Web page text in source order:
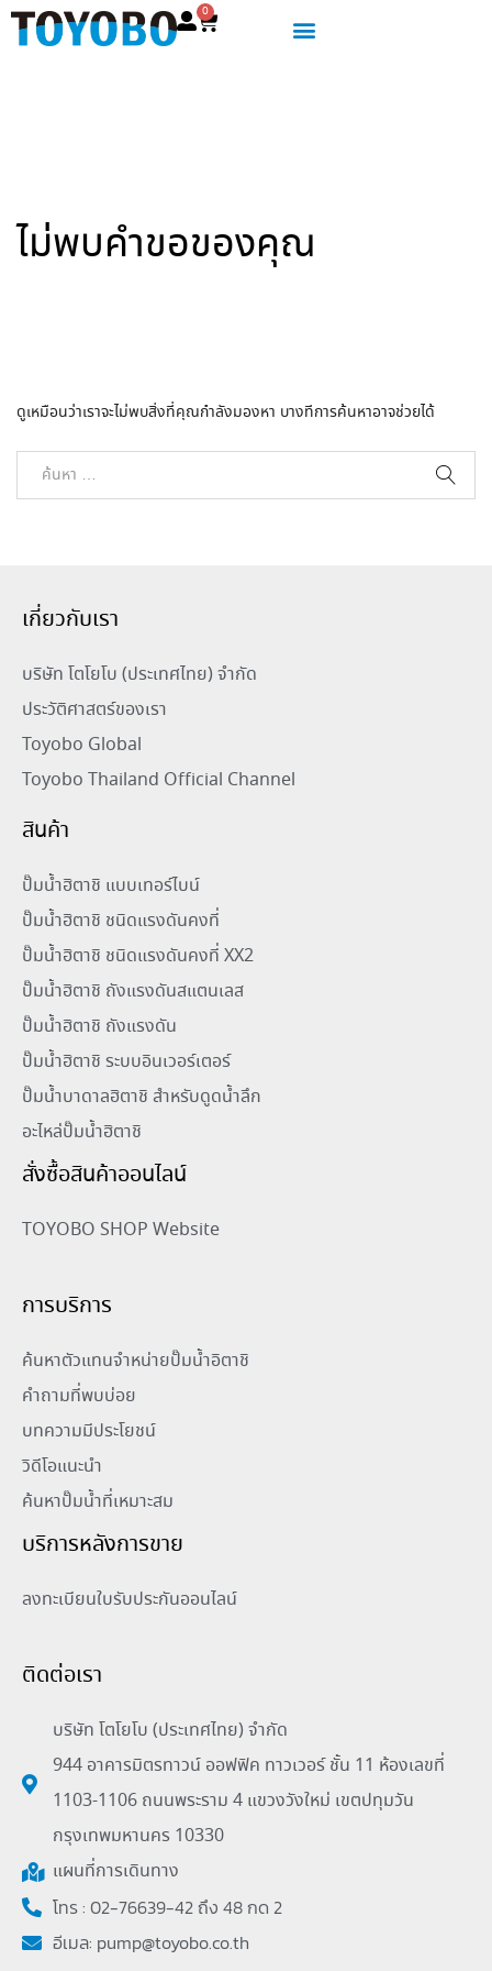
0
ไม่พบคำขอของคุณ
ดูเหมือนว่าเราจะไม่พบสิ่งที่คุณกำลังมองหา บางทีการค้นหาอาจช่วยได้
เกี่ยวกับเรา
บริษัท โตโยโบ (ประเทศไทย) จำกัด
ประวัติศาสตร์ของเรา
Toyobo Global
Toyobo Thailand Official Channel
สินค้า
ปั๊มน้ำฮิตาชิ แบบเทอร์ไบน์
ปั๊มน้ำฮิตาชิ ชนิดแรงดันคงที่
ปั๊มน้ำฮิตาชิ ชนิดแรงดันคงที่ XX2
ปั๊มน้ำฮิตาชิ ถังแรงดันสแตนเลส
ปั๊มน้ำฮิตาชิ ถังแรงดัน
ปั๊มน้ำฮิตาชิ ระบบอินเวอร์เตอร์
ปั๊มน้ำบาดาลฮิตาชิ สำหรับดูดน้ำลึก
อะไหล่ปั๊มน้ำฮิตาชิ
สั่งซื้อสินค้าออนไลน์
TOYOBO SHOP Website
การบริการ
ค้นหาตัวแทนจำหน่ายปั๊มน้ำอิตาชิ
คำถามที่พบบ่อย
บทความมีประโยชน์
วิดีโอแนะนำ
ค้นหาปั๊มน้ำที่เหมาะสม
บริการหลังการขาย
ลงทะเบียนใบรับประกันออนไลน์
ติดต่อเรา
บริษัท โตโยโบ (ประเทศไทย) จำกัด
944 อาคารมิตรทาวน์ ออฟฟิค ทาวเวอร์ ชั้น 11 ห้องเลขที่
1103-1106 ถนนพระราม 4 แขวงวังใหม่ เขตปทุมวัน
กรุงเทพมหานคร 10330
แผนที่การเดินทาง
โทร : 02-76639-42 ถึง 48 กด 2
อีเมล: pump@toyobo.co.th